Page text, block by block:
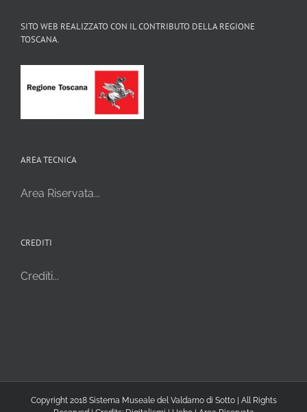
SITO WEB REALIZZATO CON IL CONTRIBUTO DELLA REGIONE
TOSCANA.
AREA TECNICA
Area Riservata...
CREDITI
Crediti...
Copyright 2018 Sistema Museale del Valdarno di Sotto | All Rights